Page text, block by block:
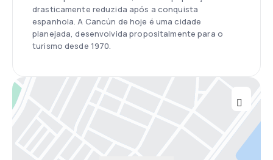
drasticamente reduzida após a conquista
espanhola. A Cancún de hoje é uma cidade
planejada, desenvolvida propositalmente para o
turismo desde 1970.